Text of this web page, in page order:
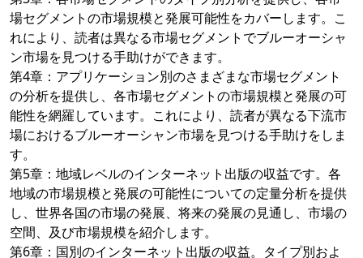
場セグメントの市場規模と発展可能性をカバーします。こ
れにより、読者は異なる市場セグメントでブルーオーシャ
ン市場を見つける手助けができます。
第4章：アプリケーション別のさまざまな市場セグメント
の分析を提供し、各市場セグメントの市場規模と発展の可
能性を網羅しています。これにより、読者が異なる下流市
場におけるブルーオーシャン市場を見つける手助けをしま
す。
第5章：地域レベルのインターネット出版の収益です。各
地域の市場規模と発展の可能性についての定量分析を提供
し、世界各国の市場の発展、将来の発展の見通し、市場の
空間、及び市場規模を紹介します。
第6章：国別のインターネット出版の収益。タイプ別およ